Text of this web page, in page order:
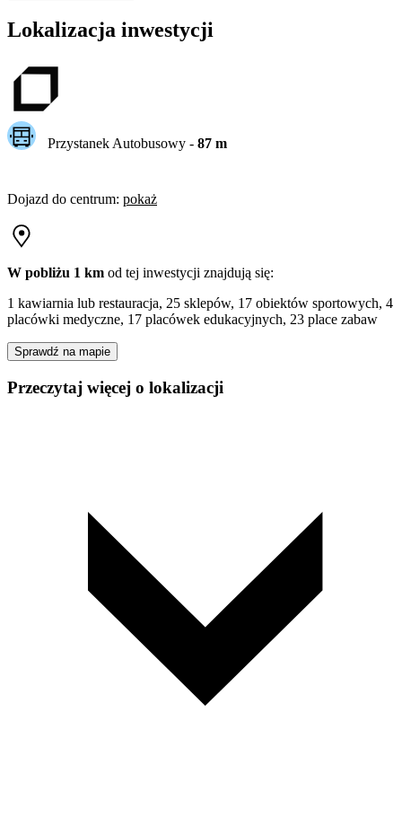
Lokalizacja inwestycji
Przystanek Autobusowy - 87m
Dojazd do centrum: pokaż
W pobliżu 1 km od tej inwestycji znajdują się:
1 kawiarnia lub restauracja, 25 sklepów, 17 obiektów sportowych, 4
placówki medyczne, 17 placówek edukacyjnych, 23 place zabaw
Sprawdź na mapie
Przeczytaj więcej o lokalizacji